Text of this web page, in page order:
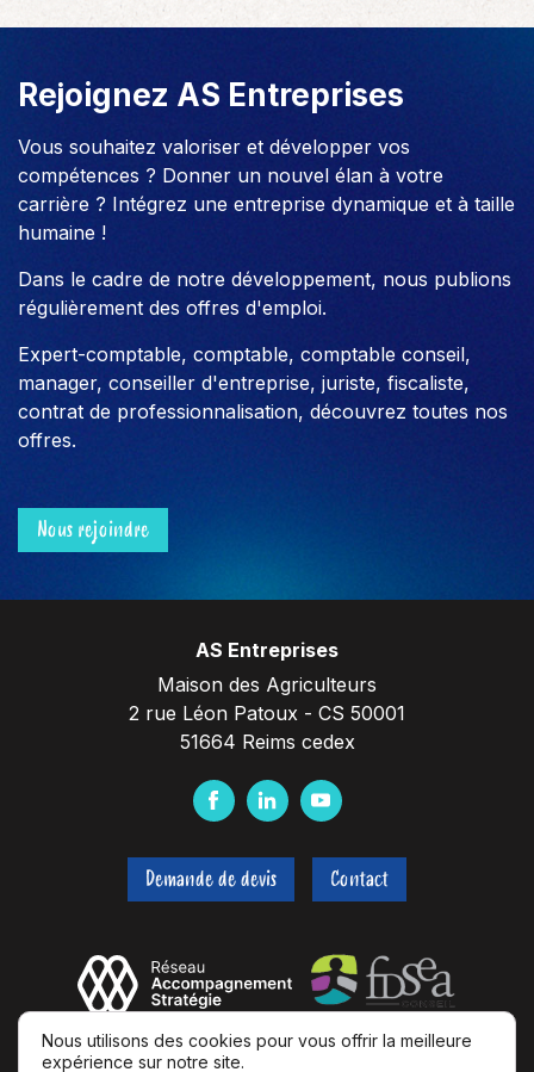
Rejoignez AS Entreprises
Vous souhaitez valoriser et développer vos
compétences ? Donner un nouvel élan à votre
carrière ? Intégrez une entreprise dynamique et à taille
humaine !
Dans le cadre de notre développement, nous publions
régulièrement des offres d'emploi.
Expert-comptable, comptable, comptable conseil,
manager, conseiller d'entreprise, juriste, fiscaliste,
contrat de professionnalisation, découvrez toutes nos
offres.
Nous rejoindre
AS Entreprises
Maison des Agriculteurs
2 rue Léon Patoux - CS 50001
51664 Reims cedex
F
c
e
o
k
L
n
k
I
n
Y
u
t
b
e
Demande de devis Contact
Nous utilisons des cookies pour vous offrir la meilleure
expérience sur notre site.